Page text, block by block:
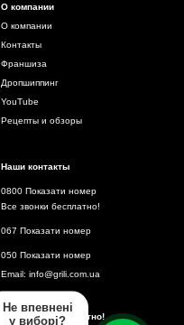
О компании
О компании
Контакты
Франшиза
Дропшиппинг
YouTube
Рецепты и обзоры
Наши контакты
0800 Показати номер
Все звонки бесплатно!
067 Показати номер
050 Показати номер
Email: info@grili.com.ua
Все звонки бесплатно!
Не впевнені
у виборі?